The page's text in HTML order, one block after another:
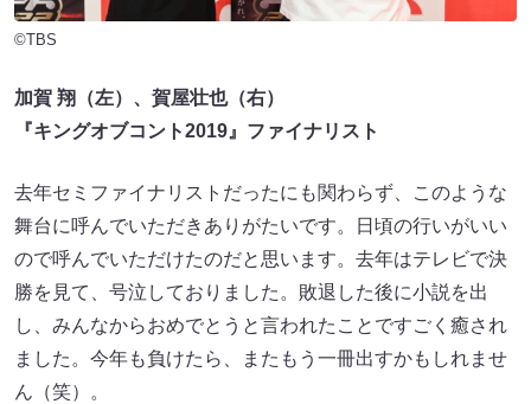
©TBS
加賀 翔（左）、賀屋壮也（右）
『キングオブコント2019』ファイナリスト
去年セミファイナリストだったにも関わらず、このような
舞台に呼んでいただきありがたいです。日頃の行いがいい
ので呼んでいただけたのだと思います。去年はテレビで決
勝を見て、号泣しておりました。敗退した後に小説を出
し、みんなからおめでとうと言われたことですごく癒され
ました。今年も負けたら、またもう一冊出すかもしれませ
ん（笑）。